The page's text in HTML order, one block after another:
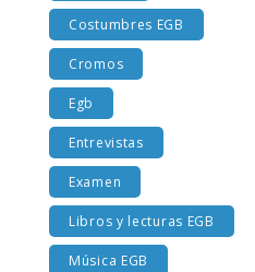
Costumbres EGB
Cromos
Egb
Entrevistas
Examen
Libros y lecturas EGB